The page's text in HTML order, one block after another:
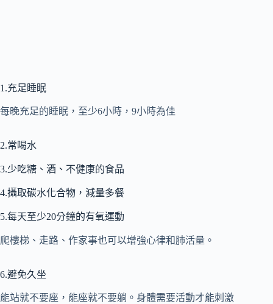
1.充足睡眠
每晚充足的睡眠，至少6小時，9小時為佳
2.常喝水
3.少吃糖、酒、不健康的食品
4.攝取碳水化合物，減量多餐
5.每天至少20分鐘的有氧運動
爬樓梯、走路、作家事也可以增強心律和肺活量。
6.避免久坐
能站就不要座，能座就不要躺。身體需要活動才能刺激